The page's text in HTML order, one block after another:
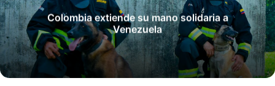
Colombia extiende su mano solidaria a
Venezuela